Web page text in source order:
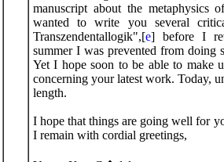
manuscript about the metaphysics
wanted to write you several
Transzendentallogik",[e] before I
summer I was prevented from doing
Yet I hope soon to be able to make
concerning your latest work. Today,
length.
I hope that things are going well for
I remain with cordial greetings,